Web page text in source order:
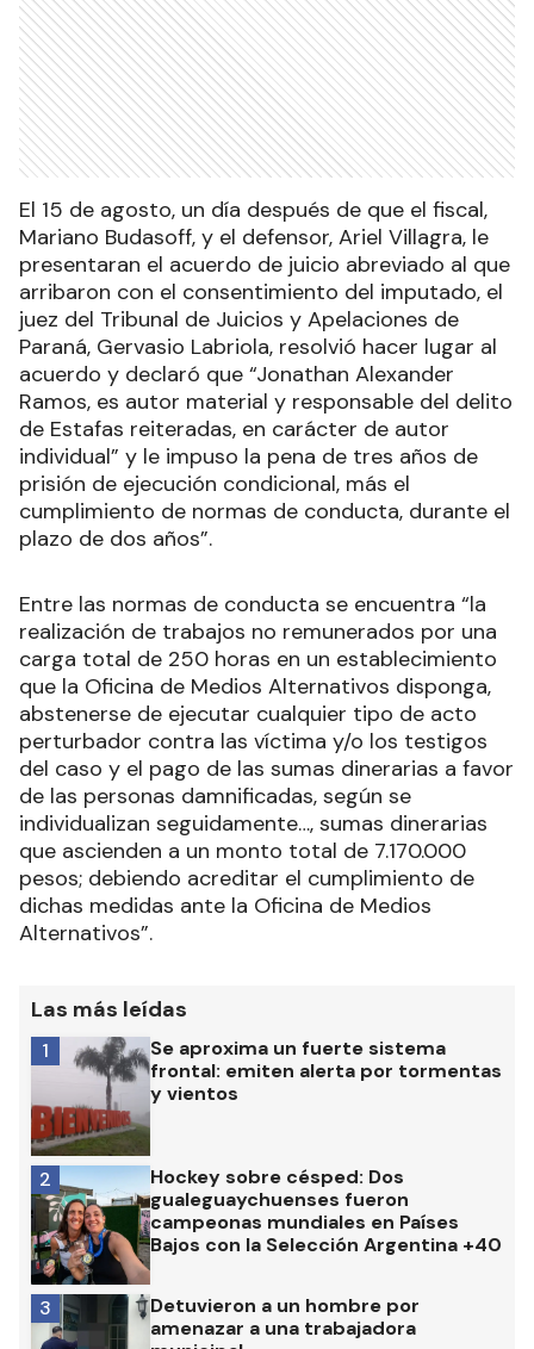
El 15 de agosto, un día después de que el fiscal,
Mariano Budasoff, y el defensor, Ariel Villagra, le
presentaran el acuerdo de juicio abreviado al que
arribaron con el consentimiento del imputado, el
juez del Tribunal de Juicios y Apelaciones de
Paraná, Gervasio Labriola, resolvió hacer lugar al
acuerdo y declaró que “Jonathan Alexander
Ramos, es autor material y responsable del delito
de Estafas reiteradas, en carácter de autor
individual” y le impuso la pena de tres años de
prisión de ejecución condicional, más el
cumplimiento de normas de conducta, durante el
plazo de dos años”.
Entre las normas de conducta se encuentra “la
realización de trabajos no remunerados por una
carga total de 250 horas en un establecimiento
que la Oficina de Medios Alternativos disponga,
abstenerse de ejecutar cualquier tipo de acto
perturbador contra las víctima y/o los testigos
del caso y el pago de las sumas dinerarias a favor
de las personas damnificadas, según se
individualizan seguidamente…, sumas dinerarias
que ascienden a un monto total de 7.170.000
pesos; debiendo acreditar el cumplimiento de
dichas medidas ante la Oficina de Medios
Alternativos”.
Las más leídas
Se aproxima un fuerte sistema
frontal: emiten alerta por tormentas
y vientos
1
Hockey sobre césped: Dos
gualeguaychuenses fueron
campeonas mundiales en Países
Bajos con la Selección Argentina +40
2
Detuvieron a un hombre por
amenazar a una trabajadora
3